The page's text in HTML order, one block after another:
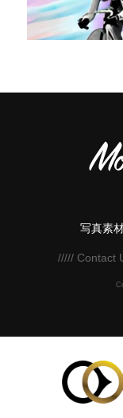
写真素
///// Contact